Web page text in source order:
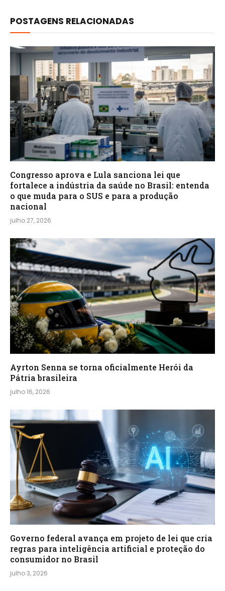
POSTAGENS RELACIONADAS
Congresso aprova e Lula sanciona lei que
fortalece a indústria da saúde no Brasil: entenda
o que muda para o SUS e para a produção
nacional
julho 27, 2026
Ayrton Senna se torna oficialmente Herói da
Pátria brasileira
julho 16, 2026
Governo federal avança em projeto de lei que cria
regras para inteligência artificial e proteção do
consumidor no Brasil
julho 3, 2026